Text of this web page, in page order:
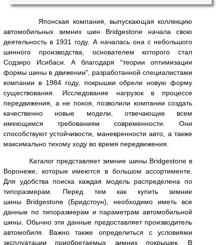
Японская компания, выпускающая коллекцию
автомобильных зимних шин Bridgestone начала свою
деятельность в 1931 году. А началась она с небольшого
шинного производства, основателем которого стал
Содзиро Исибаси. А благодаря "теории оптимизации
формы шины в движении", разработанной специалистами
компании в 1984 году, покрышки обрели новую форму
существования. Исследование нагрузок в процессе
передвижения, а не покоя, позволили компании создать
качественно новые модели, отвечающие всем
имеющимся требованиям современности. Они
способствуют устойчивости, маневренности авто, а также
максимально тихому ходу во время передвижения.
Каталог представляет зимние шины Bridgestone в
Воронеже, которые имеются в большом ассортименте.
Для удобства поиска каждая модель распределена по
типоразмерам. Перед тем как купить зимние
шины Bridgestone (Бридстоун), необходимо иметь все
данные по типоразмерам и параметрам автомобильной
шины. Обычно эти данные предоставляет производитель
автомобиля. Важно также определиться с условиями
эксплуатации приобретаемых зимних покрышек. В